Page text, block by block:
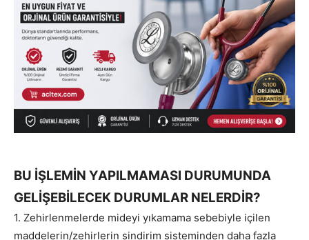
BU İŞLEMİN YAPILMAMASI DURUMUNDA
GELİŞEBİLECEK DURUMLAR NELERDİR?
1. Zehirlenmelerde mideyi yıkamama sebebiyle içilen
maddelerin/zehirlerin sindirim sisteminden daha fazla